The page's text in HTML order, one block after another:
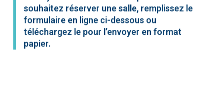
souhaitez réserver une salle, remplissez le
formulaire en ligne ci-dessous ou
téléchargez le pour l’envoyer en format
papier.